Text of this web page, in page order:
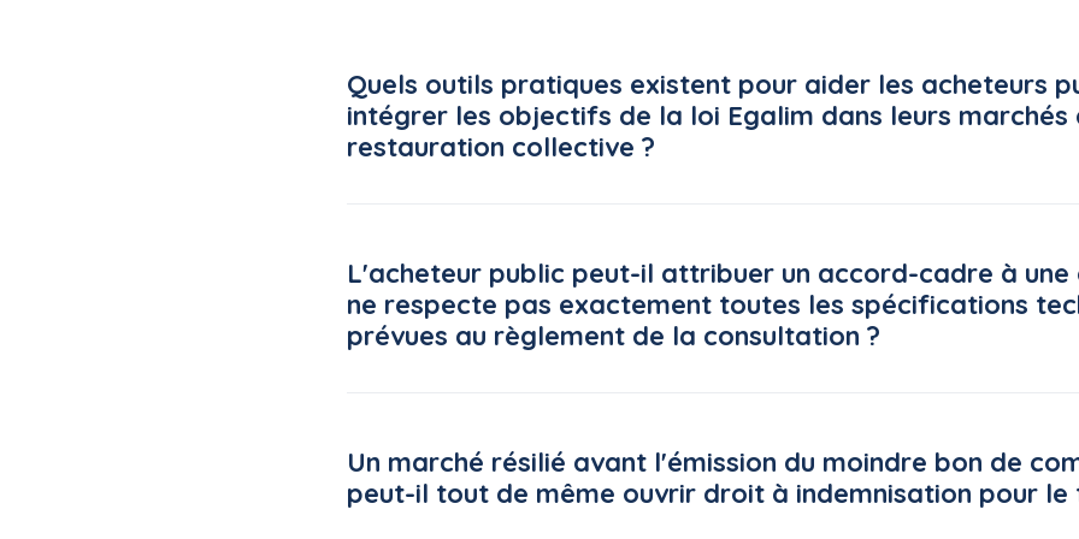
Quels outils pratiques existent pour aider les acheteurs
intégrer les objectifs de la loi Egalim dans leurs marchés
restauration collective ?
cantine.agriculture.gouv.fr), pilotée par le ministère de l'Agriculture.
Lire la suite de la FAQ
L'acheteur public peut-il attribuer un accord-cadre à
ne respecte pas exactement toutes les spécifications
prévues au règlement de la consultation ?
que celles-ci ne sont pas manifestement dépourvues d'utilité pour l'examen des
Lire la suite de la FAQ
Un marché résilié avant l'émission du moindre bon de
peut-il tout de même ouvrir droit à indemnisation pour le